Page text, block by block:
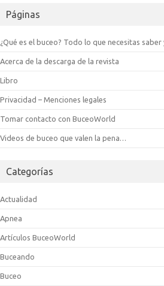
Páginas
¿Qué es el buceo? Todo lo que necesitas saber
Acerca de la descarga de la revista
Libro
Privacidad – Menciones legales
Tomar contacto con BuceoWorld
Videos de buceo que valen la pena…
Categorías
Actualidad
Apnea
Artículos BuceoWorld
Buceando
Buceo